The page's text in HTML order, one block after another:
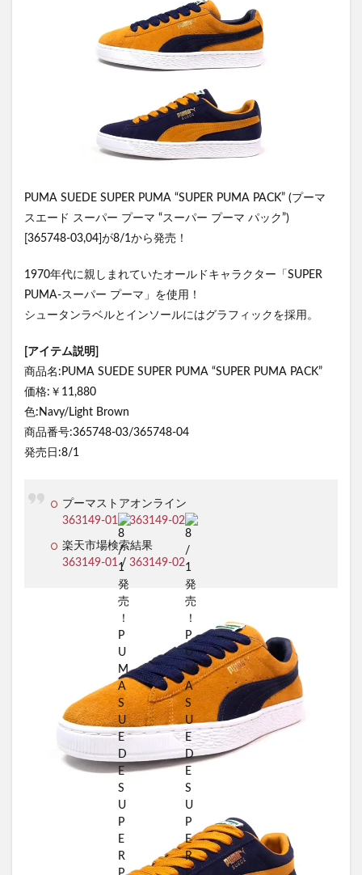
PUMA SUEDE SUPER PUMA “SUPER PUMA PACK” (プーマ
スエード スーパー プーマ “スーパー プーマ パック”)
[365748-03,04]が8/1から発売！
1970年代に親しまれていたオールドキャラクター「SUPER
PUMA-スーパー プーマ」を使用！
シュータンラベルとインソールにはグラフィックを採用。
[アイテム説明]
商品名:PUMA SUEDE SUPER PUMA “SUPER PUMA PACK”
価格:￥11,880
色:Navy/Light Brown
商品番号:365748-03/365748-04
発売日:8/1
プーマストアオンライン
363149-01 /363149-02
楽天市場検索結果
363149-01/ 363149-02